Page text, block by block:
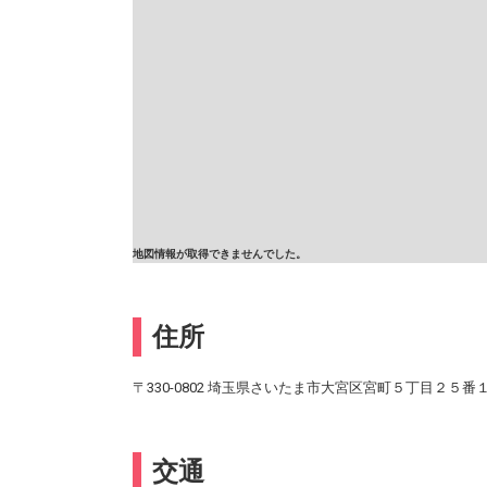
地図情報が取得できませんでした。
住所
〒330-0802 埼玉県さいたま市大宮区宮町５丁目２５番
交通